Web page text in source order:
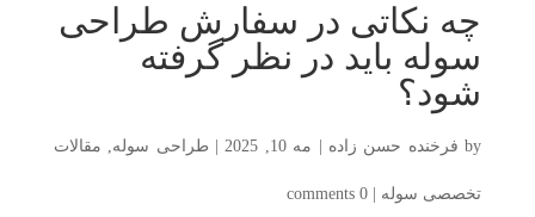
چه نکاتی در سفارش طراحی
سوله باید در نظر گرفته
شود؟
by فرخنده حسن زاده مه 10, 2025 |طراحی سوله, مقالات
تخصصی سوله 0 comments